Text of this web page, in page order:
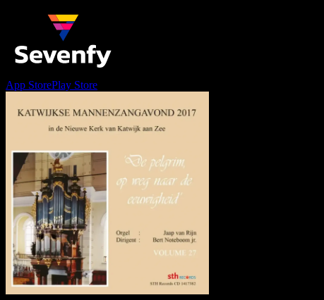
App StorePlay Store